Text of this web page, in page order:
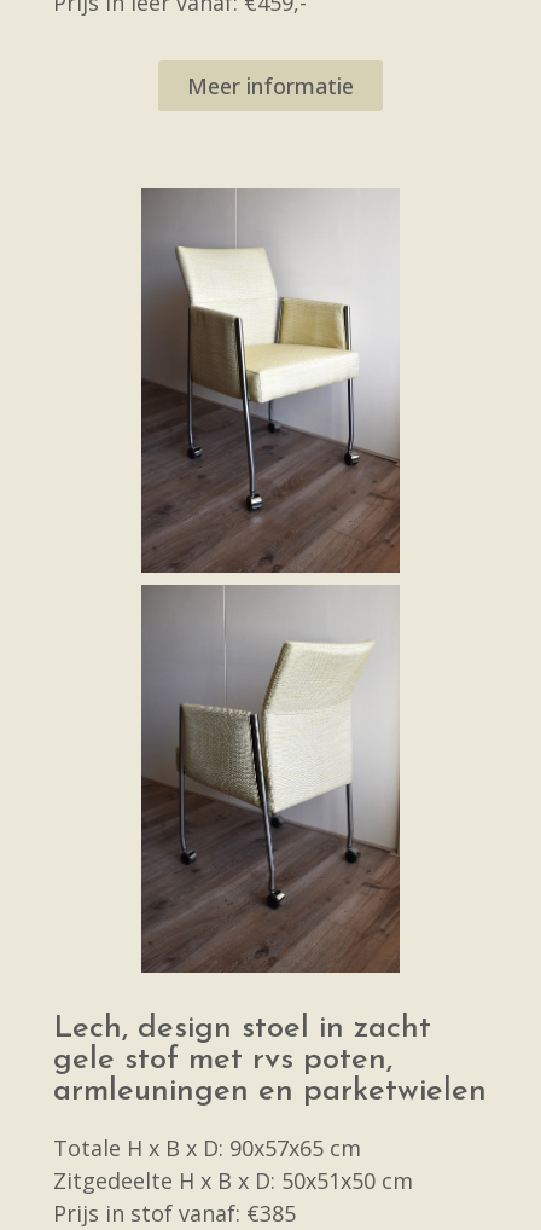
Meer informatie
Lech, design stoel in zacht
gele stof met rvs poten,
armleuningen en parketwielen
Totale H x B x D: 90x57x65 cm
Zitgedeelte H x B x D: 50x51x50 cm
Prijs in stof vanaf: €385